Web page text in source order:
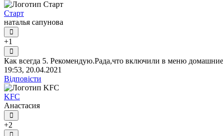
Старт
наталья сапунова
+1
Как всегда 5. Рекомендую.Рада,что включили в меню
19:53, 20.04.2021
Відповісти
KFC
Анастасия
+2